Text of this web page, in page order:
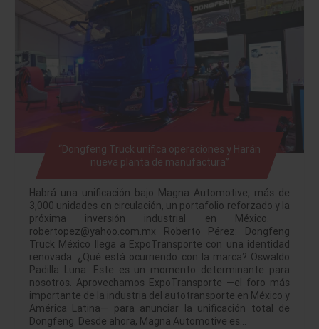
“Dongfeng Truck unifica operaciones y Harán
nueva planta de manufactura”
Habrá una unificación bajo Magna Automotive, más de
3,000 unidades en circulación, un portafolio reforzado y la
próxima inversión industrial en México.
robertopez@yahoo.com.mx Roberto Pérez: Dongfeng
Truck México llega a ExpoTransporte con una identidad
renovada. ¿Qué está ocurriendo con la marca? Oswaldo
Padilla Luna: Este es un momento determinante para
nosotros. Aprovechamos ExpoTransporte —el foro más
importante de la industria del autotransporte en México y
América Latina— para anunciar la unificación total de
Dongfeng. Desde ahora, Magna Automotive es…